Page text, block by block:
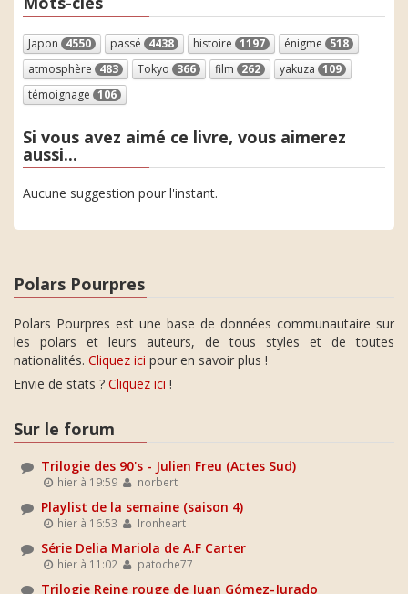
Japon 4550 passé 4438 histoire 1197 énigme 518
atmosphère 483 Tokyo 366 film 262 yakuza 109
témoignage 106
Si vous avez aimé ce livre, vous aimerez
aussi...
Aucune suggestion pour l'instant.
Polars Pourpres
Polars Pourpres est une base de données communautaire sur
les polars et leurs auteurs, de tous styles et de toutes
nationalités. Cliquez ici pour en savoir plus !
Envie de stats ? Cliquez ici !
Sur le forum
Trilogie des 90's - Julien Freu (Actes Sud)
hier à 19:59 norbert
Playlist de la semaine (saison 4)
hier à 16:53 Ironheart
Série Delia Mariola de A.F Carter
hier à 11:02 patoche77
Trilogie Reine rouge de Juan Gómez-Jurado